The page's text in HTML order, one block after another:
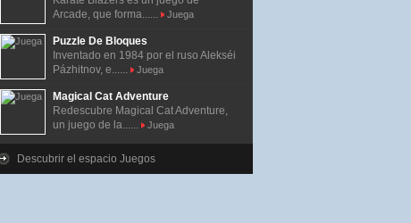
Arcade, que forma......
Juega
Puzzle De Bloques
Inventado en 1984 por el ruso Alekséi
Pázhitnov, e......
Juega
Magical Cat Adventure
Redescubre Magical Cat Adventure,
un juego de la......
Juega
Descubrir el espacio Juegos